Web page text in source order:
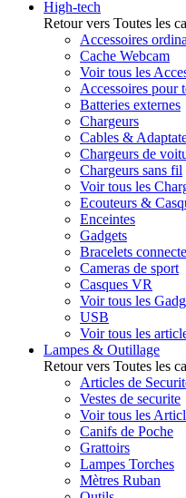
High-tech
Retour vers Toutes les
Accessoires
Cache Webcam
Voir tous les
Accessoires pour
Batteries externes
Chargeurs
Cables &
Chargeurs de
Chargeurs sans fil
Voir tous les
Ecouteurs &
Enceintes
Gadgets
Bracelets
Cameras de sport
Casques VR
Voir tous les
USB
Voir tous les
Lampes & Outillage
Retour vers Toutes les
Articles de
Vestes de securite
Voir tous les
Canifs de Poche
Grattoirs
Lampes Torches
Mètres Ruban